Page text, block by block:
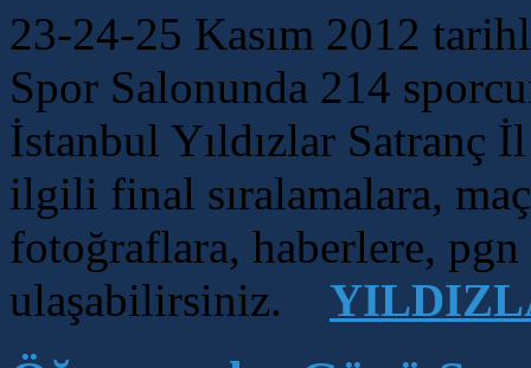
23-24-25 Kasım 2012
Spor Salonunda 214
İstanbul Yıldızlar
ilgili final sıralamalara,
fotoğraflara, haberlere, pgn
ulaşabilirsiniz.